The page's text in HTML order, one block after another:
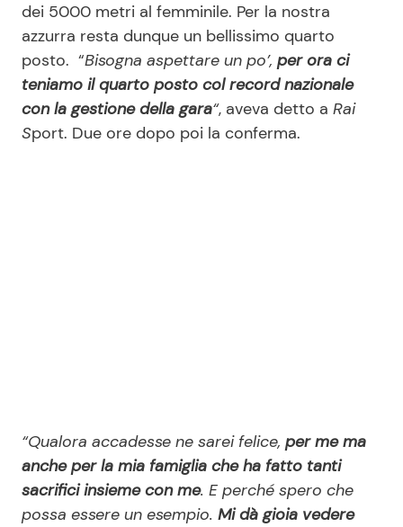
Ricette per Bambini
Seguici
dei 5000 metri al femminile. Per la nostra
azzurra resta dunque un bellissimo quarto
posto. “Bisogna aspettare un po’, per ora ci
teniamo il quarto posto col record nazionale
con la gestione della gara“, aveva detto a Rai
Sport. Due ore dopo poi la conferma.
“Qualora accadesse ne sarei felice, per me ma
anche per la mia famiglia che ha fatto tanti
sacrifici insieme con me. E perché spero che
possa essere un esempio. Mi dà gioia vedere